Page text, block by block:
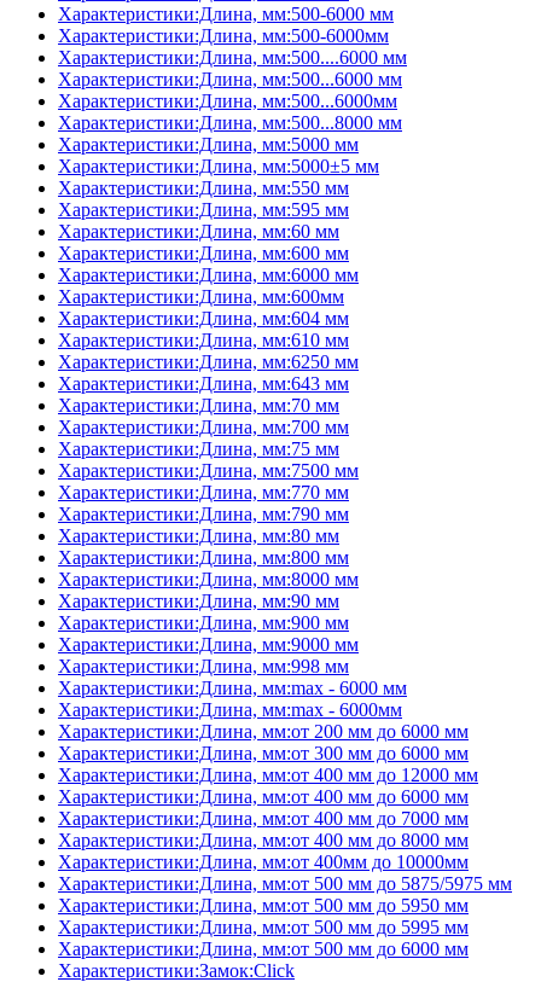
Характеристики:Длина, мм:500-6000 мм
Характеристики:Длина, мм:500-6000мм
Характеристики:Длина, мм:500....6000 мм
Характеристики:Длина, мм:500...6000 мм
Характеристики:Длина, мм:500...6000мм
Характеристики:Длина, мм:500...8000 мм
Характеристики:Длина, мм:5000 мм
Характеристики:Длина, мм:5000±5 мм
Характеристики:Длина, мм:550 мм
Характеристики:Длина, мм:595 мм
Характеристики:Длина, мм:60 мм
Характеристики:Длина, мм:600 мм
Характеристики:Длина, мм:6000 мм
Характеристики:Длина, мм:600мм
Характеристики:Длина, мм:604 мм
Характеристики:Длина, мм:610 мм
Характеристики:Длина, мм:6250 мм
Характеристики:Длина, мм:643 мм
Характеристики:Длина, мм:70 мм
Характеристики:Длина, мм:700 мм
Характеристики:Длина, мм:75 мм
Характеристики:Длина, мм:7500 мм
Характеристики:Длина, мм:770 мм
Характеристики:Длина, мм:790 мм
Характеристики:Длина, мм:80 мм
Характеристики:Длина, мм:800 мм
Характеристики:Длина, мм:8000 мм
Характеристики:Длина, мм:90 мм
Характеристики:Длина, мм:900 мм
Характеристики:Длина, мм:9000 мм
Характеристики:Длина, мм:998 мм
Характеристики:Длина, мм:max - 6000 мм
Характеристики:Длина, мм:max - 6000мм
Характеристики:Длина, мм:от 200 мм до 6000 мм
Характеристики:Длина, мм:от 300 мм до 6000 мм
Характеристики:Длина, мм:от 400 мм до 12000 мм
Характеристики:Длина, мм:от 400 мм до 6000 мм
Характеристики:Длина, мм:от 400 мм до 7000 мм
Характеристики:Длина, мм:от 400 мм до 8000 мм
Характеристики:Длина, мм:от 400мм до 10000мм
Характеристики:Длина, мм:от 500 мм до 5875/5975 мм
Характеристики:Длина, мм:от 500 мм до 5950 мм
Характеристики:Длина, мм:от 500 мм до 5995 мм
Характеристики:Длина, мм:от 500 мм до 6000 мм
Характеристики:Замок:Click